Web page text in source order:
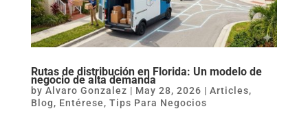
Rutas de distribución en Florida: Un modelo de
negocio de alta demanda
by Alvaro Gonzalez | May 28, 2026 | Articles,
Blog, Entérese, Tips Para Negocios